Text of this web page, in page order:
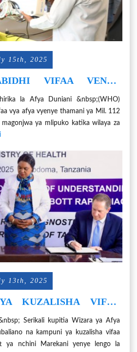
15th, 2025
VIFAA VENYE
MILIPUKO KAGERA
la Afya Duniani &nbsp;(WHO)
vya afya vyenye thamani ya Mil. 112
ya mlipuko katika wilaya za
13th, 2025
KUZALISHA VIFAA
Serikali kupitia Wizara ya Afya
na kampuni ya kuzalisha vifaa
ya nchini Marekani yenye lengo la